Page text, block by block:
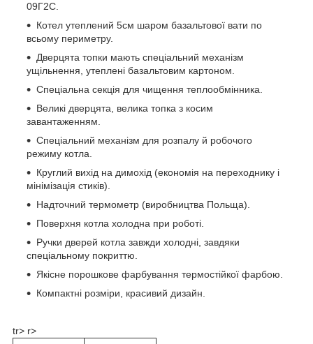
09Г2С.
Котел утеплений 5см шаром базальтової вати по
всьому периметру.
Дверцята топки мають спеціальний механізм
ущільнення, утеплені базальтовим картоном.
Спеціальна секція для чищення теплообмінника.
Великі дверцята, велика топка з косим
завантаженням.
Спеціальний механізм для розпалу й робочого
режиму котла.
Круглий вихід на димохід (економія на переходнику і
мінімізація стиків).
Надточний термометр (виробництва Польща).
Поверхня котла холодна при роботі.
Ручки дверей котла завжди холодні, завдяки
спеціальному покриттю.
Якісне порошкове фарбування термостійкої фарбою.
Компактні розміри, красивий дизайн.
tr> r>